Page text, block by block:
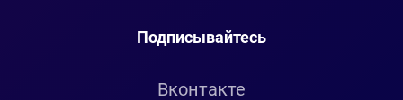
Подписывайтесь
Вконтакте